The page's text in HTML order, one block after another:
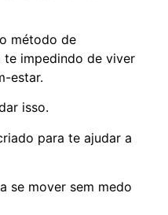
método de
impedindo de viver
estar.
isso.
para te ajudar a
se mover sem medo